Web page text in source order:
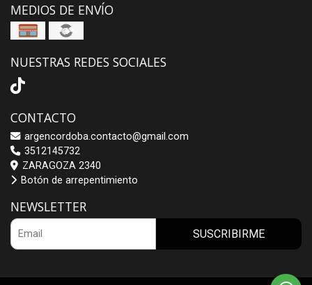
MEDIOS DE ENVÍO
NUESTRAS REDES SOCIALES
CONTACTO
argencordoba.contacto@gmail.com
3512145732
ZARAGOZA 2340
Botón de arrepentimiento
NEWSLETTER
SUSCRIBIRME